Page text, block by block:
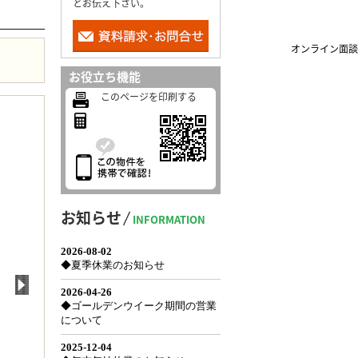
とお伝え下さい。
お役立ち機能
このページを印刷する
お知らせ INFORMATION
オンライン面談